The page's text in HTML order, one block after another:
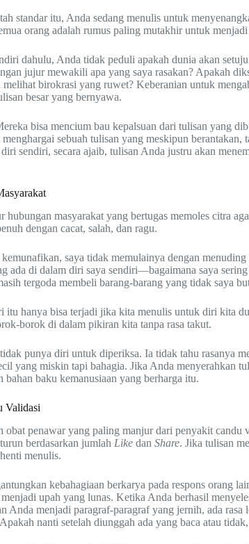
standar itu, Anda sedang menulis untuk
orang adalah rumus paling mutakhir untuk
dahulu, Anda tidak peduli apakah dunia akan
jujur mewakili apa yang saya rasakan? Apakah
melihat birokrasi yang ruwet? Keberanian untuk
besar yang bernyawa.
bisa mencium bau kepalsuan dari tulisan yang
sebuah tulisan yang meskipun
sendiri, secara ajaib, tulisan Anda justru akan
hubungan masyarakat yang bertugas memoles citra
dengan cacat, salah, dan ragu.
saya tidak memulainya dengan
ada di dalam diri saya sendiri—bagaimana saya
tergoda membeli barang-barang yang tidak saya
itu hanya bisa terjadi jika kita menulis untuk diri kita
borok di dalam pikiran kita tanpa rasa takut.
punya diri untuk diperiksa. Ia tidak tahu rasanya
yang miskin tapi bahagia. Jika Anda menyerahkan
bahan baku kemanusiaan yang berharga itu.
Validasi
obat penawar yang paling manjur dari penyakit
berdasarkan jumlah Like dan Share. Jika tulisan
menulis.
kebahagiaan berkarya pada respons orang
upah yang lunas. Ketika Anda berhasil
Anda menjadi paragraf-paragraf yang jernih, ada rasa
nanti setelah diunggah ada yang baca atau